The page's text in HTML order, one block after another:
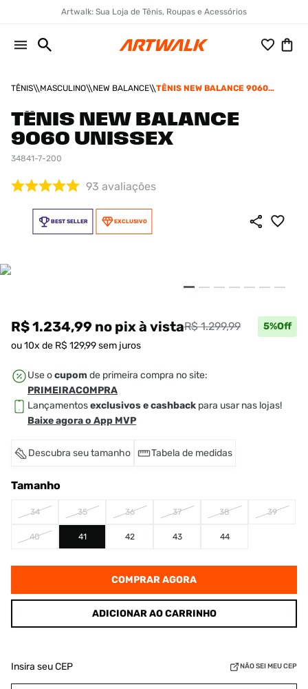
Artwalk: Sua Loja de Tênis, Roupas e Acessórios
TÊNIS MASCULINO NEW BALANCE
TÊNIS NEW BALANCE 9060
TÊNIS NEW BALANCE
9060 UNISSEX
34841-7-200
93 avaliações
BEST SELLER EXCLUSIVO
R$ 1.234,99 no pixà vistaR$ 1.299,99 5%Off
ou10x de R$ 129,99sem juros
Use ocupom de primeira compra no site:
PRIMEIRACOMPRA
Lançamentosexclusivos e cashback para usar nas lojas!
Baixe agora o App MVP
Descubra seu tamanho Tabela de medidas
Tamanho
34 35 36 37 38 39
40 41 42 43 44
COMPRAR AGORA
ADICIONAR AO CARRINHO
Insira seu CEP NÃO SEI MEU CEP